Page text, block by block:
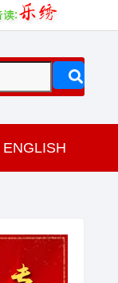
ENGLISH